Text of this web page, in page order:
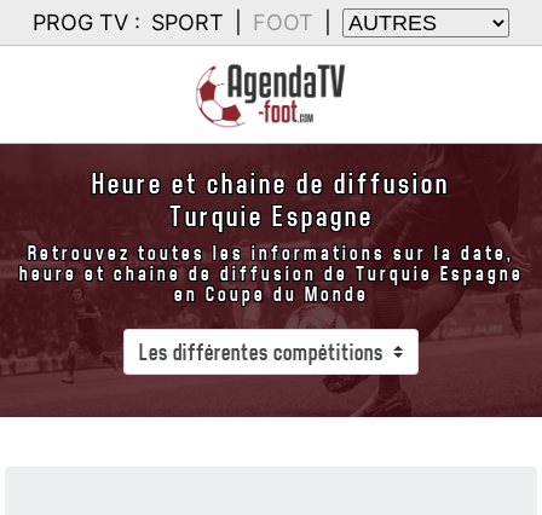
PROG TV : SPORT FOOT
Heure et chaine de diffusion
Turquie Espagne
Retrouvez toutes les informations sur la date,
heure et chaine de diffusion de Turquie Espagne
en Coupe du Monde